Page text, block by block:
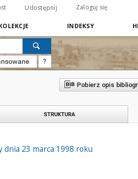
Udostępnij Zaloguj się
INDEKSY
?
Pobierz opis
STRUKTURA
dnia 23 marca 1998 roku